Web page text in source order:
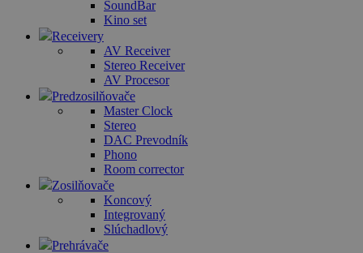
SoundBar
Kino set
Receivery
AV Receiver
Stereo Receiver
AV Procesor
Predzosilňovače
Master Clock
Stereo
DAC Prevodník
Phono
Room corrector
Zosilňovače
Koncový
Integrovaný
Slúchadlový
Prehrávače